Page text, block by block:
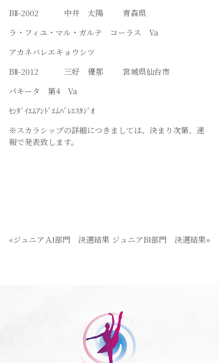
BⅡ-2002 中井 太陽 青森県
ラ・フィユ・マル・ガルテ コーラス Va
アカネバレエキョウシツ
BⅡ-2012 三好 優那 宮城県仙台市
パキータ 第4 Va
ｾﾝﾀﾞｲｴﾑｱﾝﾄﾞｴﾑﾊﾞﾚｴｽﾀｼﾞｵ
※スカラシップの詳細につきましては、決まり次第、速
報で発表致します。
«ジュニアＡⅠ部門 決選結果 ジュニアBⅠ部門 決選結果»